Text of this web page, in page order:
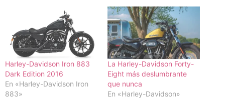
Harley-Davidson Iron 883
Dark Edition 2016
En «Harley-Davidson Iron
883»
La Harley-Davidson Forty-
Eight más deslumbrante
que nunca
En «Harley-Davidson»